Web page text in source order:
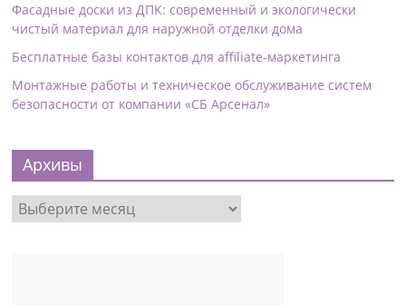
Фасадные доски из ДПК: современный и экологически
чистый материал для наружной отделки дома
Бесплатные базы контактов для affiliate-маркетинга
Монтажные работы и техническое обслуживание систем
безопасности от компании «СБ Арсенал»
Архивы